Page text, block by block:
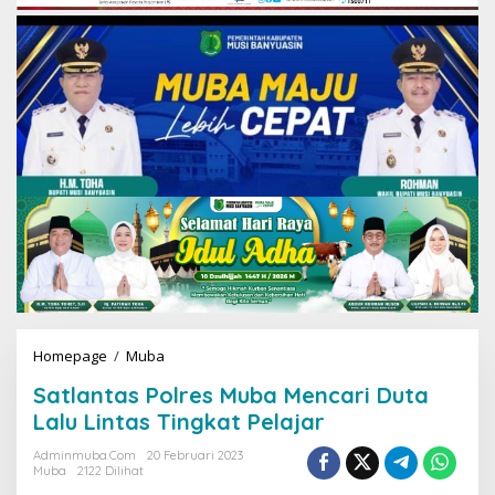
Homepage / Muba
t
l
a
n
Satlantas Polres Muba Mencari Duta
Lalu Lintas Tingkat Pelajar
Adminmuba.com
20 Februari 2023
Muba
2122 Dilihat